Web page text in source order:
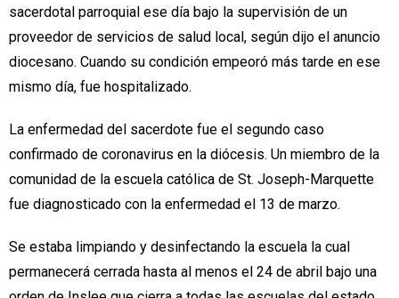
sacerdotal parroquial ese día bajo la supervisión de un
proveedor de servicios de salud local, según dijo el anuncio
diocesano. Cuando su condición empeoró más tarde en ese
mismo día, fue hospitalizado.
La enfermedad del sacerdote fue el segundo caso
confirmado de coronavirus en la diócesis. Un miembro de la
comunidad de la escuela católica de St. Joseph-Marquette
fue diagnosticado con la enfermedad el 13 de marzo.
Se estaba limpiando y desinfectando la escuela la cual
permanecerá cerrada hasta al menos el 24 de abril bajo una